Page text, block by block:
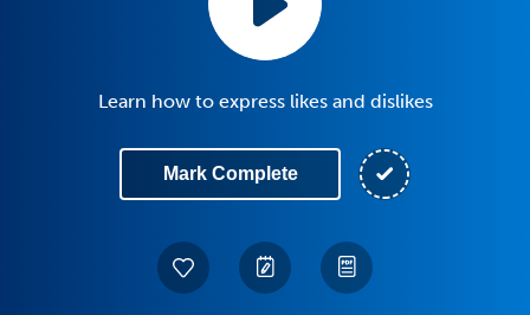
Learn how to express likes and dislikes
Mark Complete